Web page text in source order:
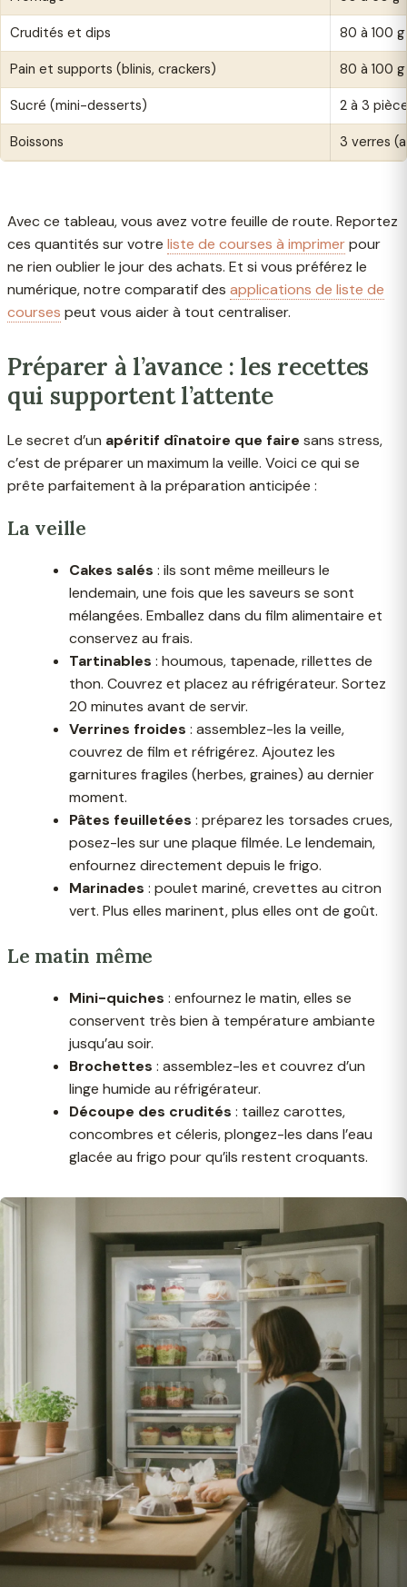
Crudités et dips
80 à 100 g
Pain et supports (blinis, crackers)
80 à 100 g
Sucré (mini-desserts)
2 à 3
Boissons
3 verres
Avec ce tableau, vous avez votre feuille de route. Reportez
ces quantités sur votre liste de courses à imprimerpour
ne rien oublier le jour des achats. Et si vous préférez le
numérique, notre comparatif des applications de liste de
courses peut vous aider à tout centraliser.
Préparer à l’avance : les recettes
qui supportent l’attente
Le secret d’un apéritif dînatoire que faire sans stress,
c’est de préparer un maximum la veille. Voici ce qui se
prête parfaitement à la préparation anticipée :
La veille
Cakes salés : ils sont même meilleurs le
lendemain, une fois que les saveurs se sont
mélangées. Emballez dans du film alimentaire et
conservez au frais.
Tartinables : houmous, tapenade, rillettes de
thon. Couvrez et placez au réfrigérateur. Sortez
20 minutes avant de servir.
Verrines froides : assemblez-les la veille,
couvrez de film et réfrigérez. Ajoutez les
garnitures fragiles (herbes, graines) au dernier
moment.
Pâtes feuilletées : préparez les torsades crues,
posez-les sur une plaque filmée. Le lendemain,
enfournez directement depuis le frigo.
Marinades : poulet mariné, crevettes au citron
vert. Plus elles marinent, plus elles ont de goût.
Le matin même
Mini-quiches : enfournez le matin, elles se
conservent très bien à température ambiante
jusqu’au soir.
Brochettes : assemblez-les et couvrez d’un
linge humide au réfrigérateur.
Découpe des crudités : taillez carottes,
concombres et céleris, plongez-les dans l’eau
glacée au frigo pour qu’ils restent croquants.